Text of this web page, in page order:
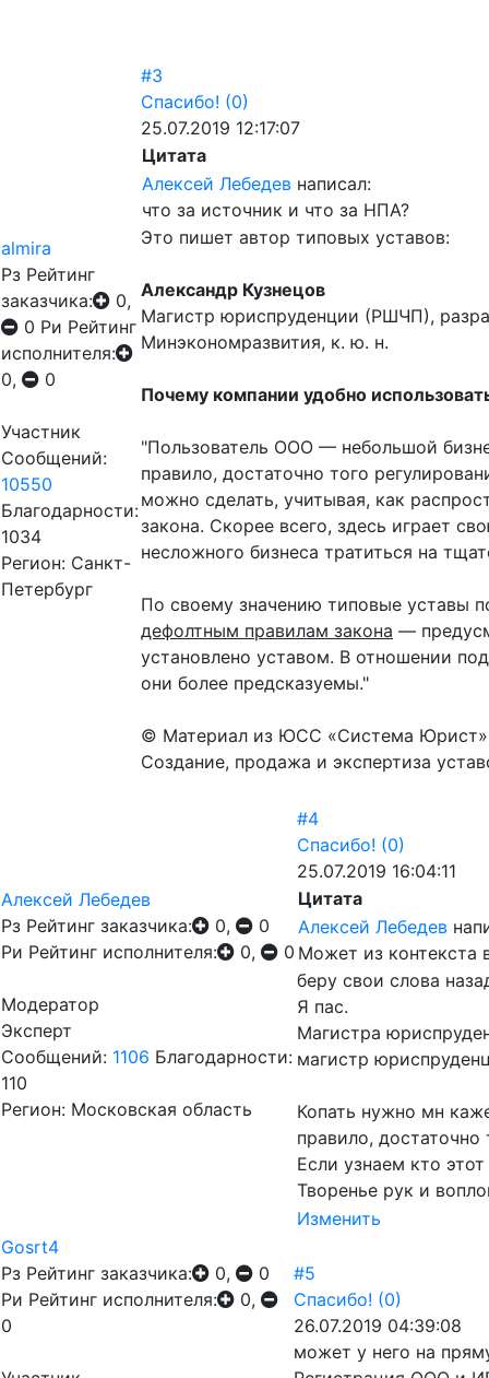
almira
Рз Рейтинг
заказчика:
0,
0 Ри Рейтинг
исполнителя:
0,
0
Участник
Сообщений:
10550
Благодарности:
1034
Регион: Санкт-
Петербург
#3
Спасибо! (0)
25.07.2019 12:17:07
Цитата
Алексей Лебедев написал:
что за источник и что за НПА?
Это пишет автор типовых уставов:
Александр Кузнецов
Магистр юриспруденции (РШЧП),
Минэкономразвития, к. ю. н.
Почему компании удобно
"Пользователь ООО — небольшой
правило, достаточно того
можно сделать, учитывая, как
закона. Скорее всего, здесь играет
несложного бизнеса тратиться на
По своему значению типовые уставы
дефолтным правилам закона —
установлено уставом. В отношении
они более предсказуемы."
© Материал из ЮСС «Система
Создание, продажа и экспертиза
Алексей Лебедев
Рз Рейтинг заказчика: 0,
0
Ри Рейтинг исполнителя: 0, 0
Модератор
Эксперт
Сообщений: 1106 Благодарности:
110
Регион: Московская область
#4
Спасибо! (0)
25.07.2019 16:04:11
Цитата
Алексей Лебедев
Может из контекста
беру свои слова
Я пас.
Магистра
магистр
Копать нужно мн
правило, достаточно
Если узнаем кто
Творенье рук и
Изменить
Gosrt4
Рз Рейтинг заказчика: 0,
0
Ри Рейтинг исполнителя:
0,
0
#5
Спасибо! (0)
26.07.2019 04:39:08
может у него на